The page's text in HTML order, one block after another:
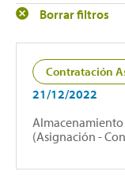
Borrar filtros
Contratación
21/12/2022
Almacenamiento
(Asignación -